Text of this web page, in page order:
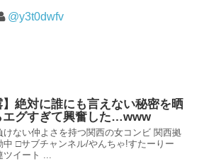
@y3t0dwfv
】絶対に誰にも言えない秘密を晒
エグすぎて興奮した…www
けない仲よさを持つ関西の女コンビ 関西拠
中 □サブチャンネル/やんちゃ!すたーりー
ツイート ...